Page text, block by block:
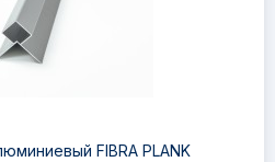
FIBRA PLANK